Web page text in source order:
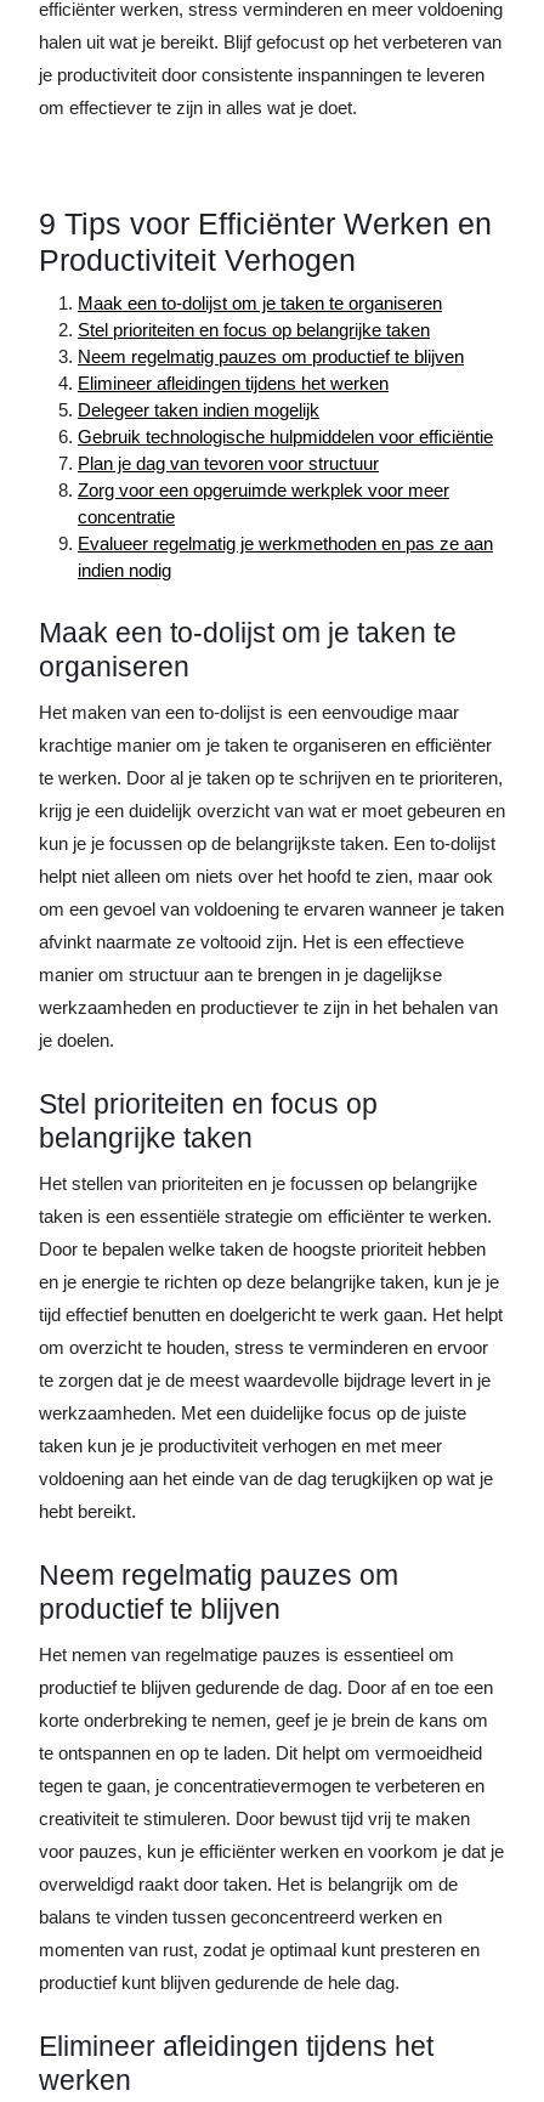
efficiënter werken, stress verminderen en meer voldoening
halen uit wat je bereikt. Blijf gefocust op het verbeteren van
je productiviteit door consistente inspanningen te leveren
om effectiever te zijn in alles wat je doet.
9 Tips voor Efficiënter Werken en
Productiviteit Verhogen
Maak een to-dolijst om je taken te organiseren
Stel prioriteiten en focus op belangrijke taken
Neem regelmatig pauzes om productief te blijven
Elimineer afleidingen tijdens het werken
Delegeer taken indien mogelijk
Gebruik technologische hulpmiddelen voor efficiëntie
Plan je dag van tevoren voor structuur
Zorg voor een opgeruimde werkplek voor meer
concentratie
Evalueer regelmatig je werkmethoden en pas ze aan
indien nodig
Maak een to-dolijst om je taken te
organiseren
Het maken van een to-dolijst is een eenvoudige maar
krachtige manier om je taken te organiseren en efficiënter
te werken. Door al je taken op te schrijven en te prioriteren,
krijg je een duidelijk overzicht van wat er moet gebeuren en
kun je je focussen op de belangrijkste taken. Een to-dolijst
helpt niet alleen om niets over het hoofd te zien, maar ook
om een gevoel van voldoening te ervaren wanneer je taken
afvinkt naarmate ze voltooid zijn. Het is een effectieve
manier om structuur aan te brengen in je dagelijkse
werkzaamheden en productiever te zijn in het behalen van
je doelen.
Stel prioriteiten en focus op
belangrijke taken
Het stellen van prioriteiten en je focussen op belangrijke
taken is een essentiële strategie om efficiënter te werken.
Door te bepalen welke taken de hoogste prioriteit hebben
en je energie te richten op deze belangrijke taken, kun je je
tijd effectief benutten en doelgericht te werk gaan. Het helpt
om overzicht te houden, stress te verminderen en ervoor
te zorgen dat je de meest waardevolle bijdrage levert in je
werkzaamheden. Met een duidelijke focus op de juiste
taken kun je je productiviteit verhogen en met meer
voldoening aan het einde van de dag terugkijken op wat je
hebt bereikt.
Neem regelmatig pauzes om
productief te blijven
Het nemen van regelmatige pauzes is essentieel om
productief te blijven gedurende de dag. Door af en toe een
korte onderbreking te nemen, geef je je brein de kans om
te ontspannen en op te laden. Dit helpt om vermoeidheid
tegen te gaan, je concentratievermogen te verbeteren en
creativiteit te stimuleren. Door bewust tijd vrij te maken
voor pauzes, kun je efficiënter werken en voorkom je dat je
overweldigd raakt door taken. Het is belangrijk om de
balans te vinden tussen geconcentreerd werken en
momenten van rust, zodat je optimaal kunt presteren en
productief kunt blijven gedurende de hele dag.
Elimineer afleidingen tijdens het
werken